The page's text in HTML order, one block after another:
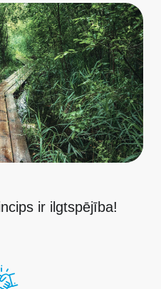
ir ilgtspējība!